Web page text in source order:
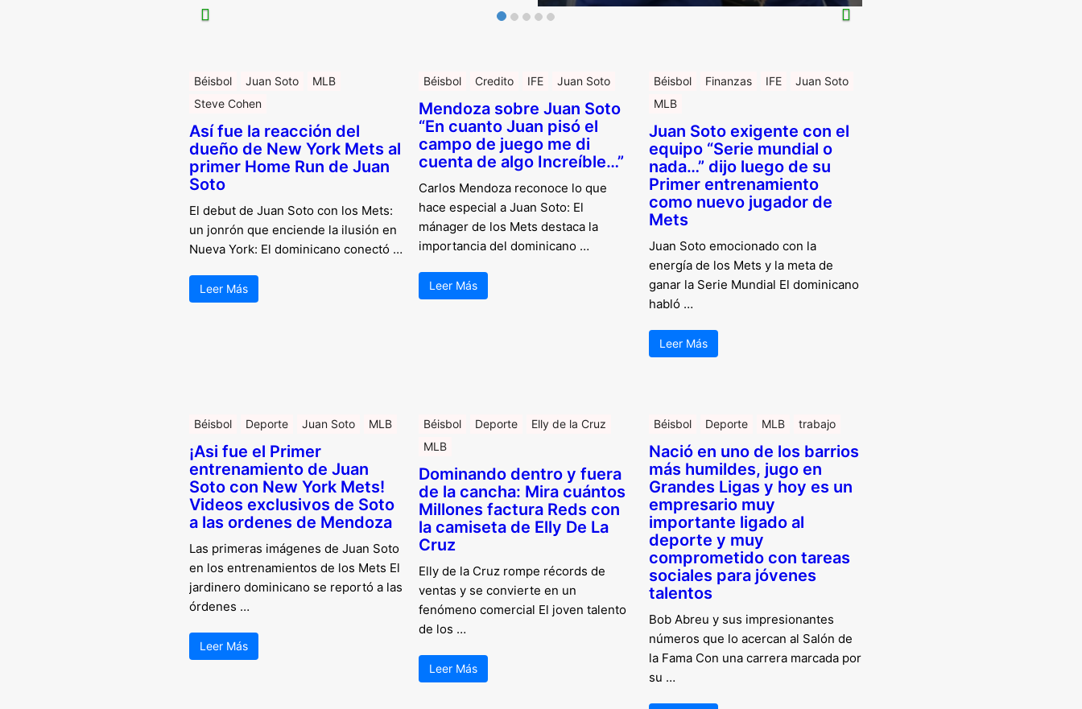
Béisbol Juan Soto
MLB
Steve Cohen
Así fue la reacción del
dueño de New York Mets al
primer Home Run de Juan
Soto
El debut de Juan Soto con los Mets:
un jonrón que enciende la ilusión en
Nueva York: El dominicano conectó …
Leer Más
Béisbol Credito IFE Juan Soto
Mendoza sobre Juan Soto
“En cuanto Juan pisó el
campo de juego me di
cuenta de algo Increíble…”
Carlos Mendoza reconoce lo que
hace especial a Juan Soto: El
mánager de los Mets destaca la
importancia del dominicano …
Leer Más
Béisbol Finanzas IFE
Juan Soto
MLB
Juan Soto exigente con el
equipo “Serie mundial o
nada…” dijo luego de su
Primer entrenamiento
como nuevo jugador de
Mets
Juan Soto emocionado con la
energía de los Mets y la meta de
ganar la Serie Mundial El dominicano
habló …
Leer Más
Béisbol Deporte Juan Soto MLB
¡Asi fue el Primer
entrenamiento de Juan
Soto con New York Mets!
Videos exclusivos de Soto
a las ordenes de Mendoza
Las primeras imágenes de Juan Soto
en los entrenamientos de los Mets El
jardinero dominicano se reportó a las
órdenes …
Leer Más
Béisbol Deporte
Elly de la Cruz
MLB
Dominando dentro y fuera
de la cancha: Mira cuántos
Millones factura Reds con
la camiseta de Elly De La
Cruz
Elly de la Cruz rompe récords de
ventas y se convierte en un
fenómeno comercial El joven talento
de los …
Leer Más
Béisbol Deporte MLB trabajo
Nació en uno de los barrios
más humildes, jugo en
Grandes Ligas y hoy es un
empresario muy
importante ligado al
deporte y muy
comprometido con tareas
sociales para jóvenes
talentos
Bob Abreu y sus impresionantes
números que lo acercan al Salón de
la Fama Con una carrera marcada por
su …